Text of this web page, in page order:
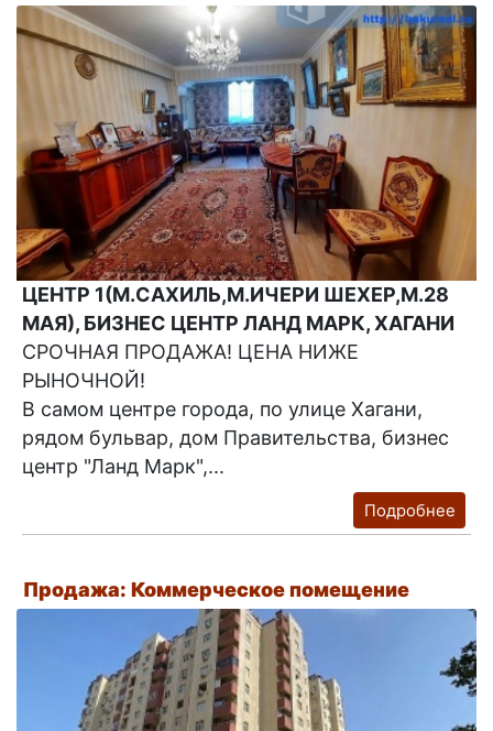
ЦЕНТР 1(М.САХИЛЬ,М.ИЧЕРИ ШЕХЕР,М.28
МАЯ), БИЗНЕС ЦЕНТР ЛАНД МАРК, ХАГАНИ
СРОЧНАЯ ПРОДАЖА! ЦЕНА НИЖЕ
РЫНОЧНОЙ!
В самом центре города, по улице Хагани,
рядом бульвар, дом Правительства, бизнес
центр "Ланд Марк",...
Подробнее
Продажа: Коммерческое помещение